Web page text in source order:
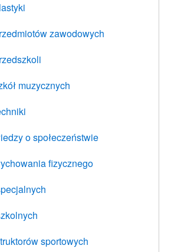
zawodowych
muzycznych
o społeczeństwie
fizycznego
sportowych